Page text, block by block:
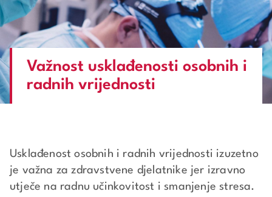
Važnost usklađenosti osobnih i
radnih vrijednosti
Usklađenost osobnih i radnih vrijednosti izuzetno
je važna za zdravstvene djelatnike jer izravno
utječe na radnu učinkovitost i smanjenje stresa.